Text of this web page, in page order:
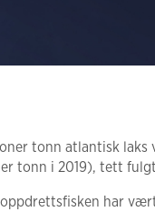
tonn atlantisk
tonn i 2019), tett
har